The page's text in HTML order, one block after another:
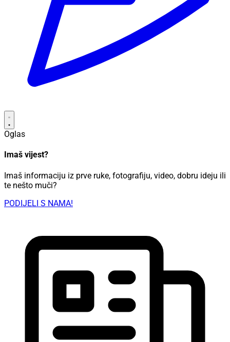
Oglas
Imaš vijest?
Imaš informaciju iz prve ruke, fotografiju, video, dobru ideju ili
te nešto muči?
PODIJELI S NAMA!